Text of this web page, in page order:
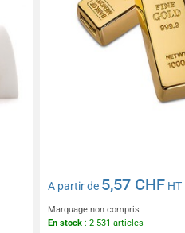
A partir de 5,57 CHF HT
Marquage non compris
En stock: 2 531 articles